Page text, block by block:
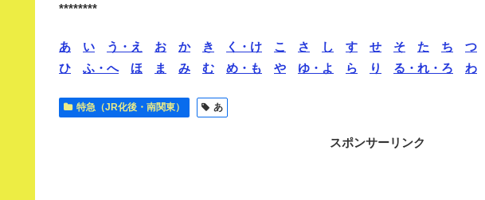
********
あ い う・え お か き く・け こ さ し す せ そ た ち つ
ひ
ふ・へ ほ ま み む め・も や ゆ・よ ら り る・れ・ろ わ
特急（JR化後・南関東） あ
スポンサーリンク